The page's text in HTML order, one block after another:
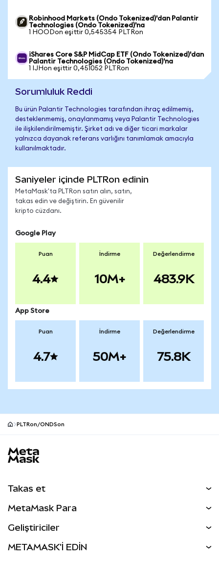
Robinhood Markets (Ondo Tokenized)'dan Palantir
Technologies (Ondo Tokenized)'na
1 HOODon eşittir 0,545354 PLTRon
iShares Core S&P MidCap ETF (Ondo Tokenized)'dan
Palantir Technologies (Ondo Tokenized)'na
1 IJHon eşittir 0,451052 PLTRon
Sorumluluk Reddi
Bu ürün Palantir Technologies tarafından ihraç edilmemiş,
desteklenmemiş, onaylanmamış veya Palantir Technologies
ile ilişkilendirilmemiştir. Şirket adı ve diğer ticari markalar
yalnızca dayanak referans varlığını tanımlamak amacıyla
kullanılmaktadır.
Saniyeler içinde PLTRon edinin
MetaMask'ta PLTRon satın alın, satın,
takas edin ve değiştirin. En güvenilir
kripto cüzdanı.
Google Play
Puan
4.4
İndirme
10M+
Değerlendirme
483.9K
App Store
Puan
4.7
İndirme
50M+
Değerlendirme
75.8K
PLTRon/ONDSon
Takas et
Perps
RWA'lar
MetaMask Para
Geliştiriciler
METAMASK'İ EDİN